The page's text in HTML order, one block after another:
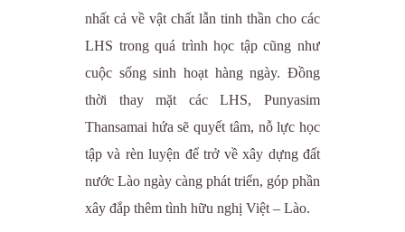
nhất cả về vật chất lẫn tinh thần cho các
LHS trong quá trình học tập cũng như
cuộc sống sinh hoạt hàng ngày. Đồng
thời thay mặt các LHS, Punyasim
Thansamai hứa sẽ quyết tâm, nỗ lực học
tập và rèn luyện để trở về xây dựng đất
nước Lào ngày càng phát triển, góp phần
xây đắp thêm tình hữu nghị Việt – Lào.